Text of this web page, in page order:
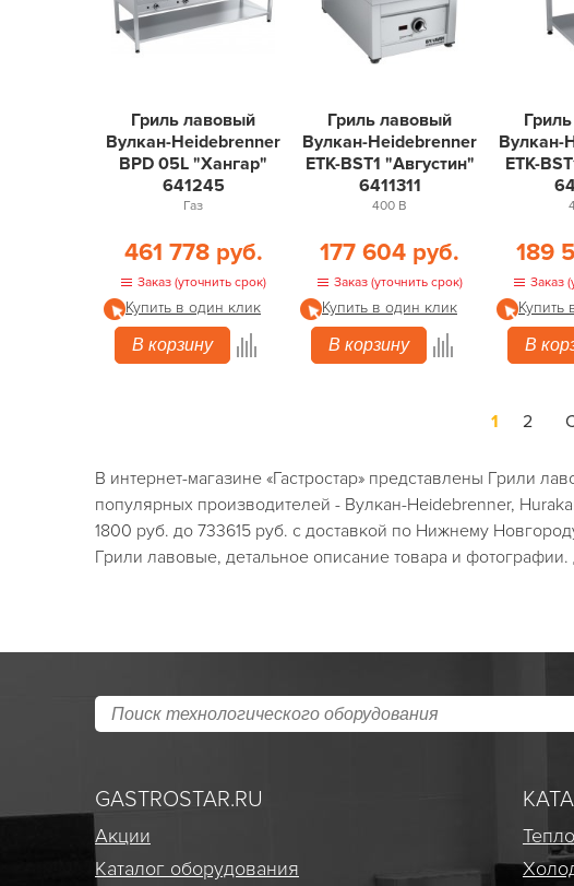
Гриль лавовый
Вулкан-Heidebrenner
BPD 05L "Хангар"
641245
Газ
461 778 руб.
Заказ (уточнить срок)
Купить в один клик
В корзину
Гриль лавовый
Вулкан-Heidebrenner
ETK-BST1 "Августин"
6411311
400 В
177 604 руб.
Заказ (уточнить срок)
Купить в один клик
В корзину
Вулкан-
ETK-
189
Заказ
Купить
В
1 2
В интернет-магазине «Гастростар» представлены Грили
популярных производителей - Вулкан-Heidebrenner,
1800 руб. до 733615 руб. с доставкой по Нижнему
Грили лавовые, детальное описание товара и фотографии.
GASTROSTAR.RU
Акции
Каталог оборудования